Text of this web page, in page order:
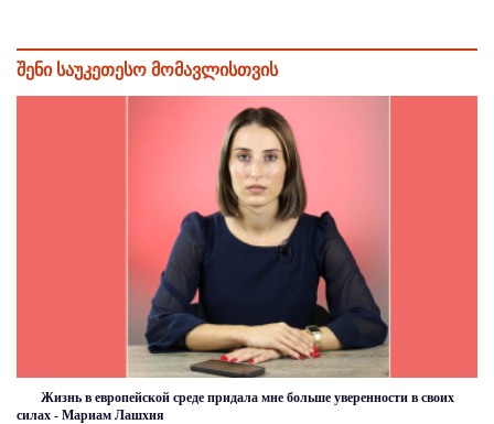
შენი საუკეთესო მომავლისთვის
Жизнь в европейской среде придала мне больше уверенности в своих
силах - Мариам Лашхия